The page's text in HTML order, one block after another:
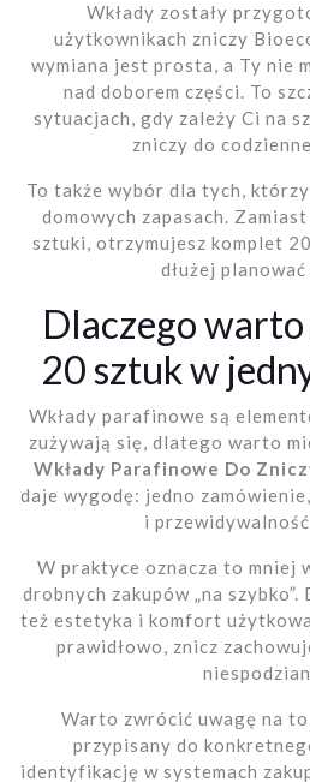
Wkłady zostały
użytkownikach zniczy
wymiana jest prosta, a Ty nie
nad doborem części. To
sytuacjach, gdy zależy Ci na
zniczy do
To także wybór dla tych,
domowych zapasach.
sztuki, otrzymujesz komplet
dłużej planować
Dlaczego warto
20 sztuk w
Wkłady parafinowe są
zużywają się, dlatego warto
Wkłady Parafinowe Do
daje wygodę: jedno
i
W praktyce oznacza to mniej
drobnych zakupów „na
też estetyka i komfort
prawidłowo, znicz
Warto zwrócić uwagę na
przypisany do
identyfikację w systemach